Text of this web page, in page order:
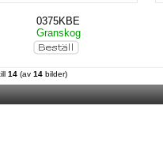
0375KBE
Granskog
14 (av 14 bilder)